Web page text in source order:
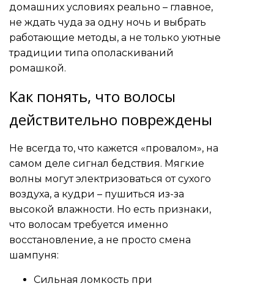
домашних условиях реально – главное,
не ждать чуда за одну ночь и выбрать
работающие методы, а не только уютные
традиции типа ополаскиваний
ромашкой.
Как понять, что волосы
действительно повреждены
Не всегда то, что кажется «провалом», на
самом деле сигнал бедствия. Мягкие
волны могут электризоваться от сухого
воздуха, а кудри – пушиться из-за
высокой влажности. Но есть признаки,
что волосам требуется именно
восстановление, а не просто смена
шампуня:
Сильная ломкость при